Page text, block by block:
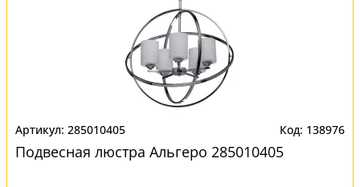
285010405 138976
Подвесная люстра Альгеро 285010405